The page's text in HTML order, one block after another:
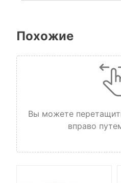
Похожие
Вы можете
вправо